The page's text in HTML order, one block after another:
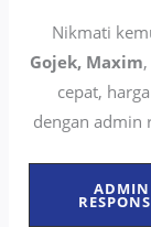
Nikmati
Gojek, Maxim
cepat,
dengan admin
ADMIN